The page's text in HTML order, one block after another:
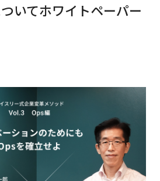
いてホワイトペーパー